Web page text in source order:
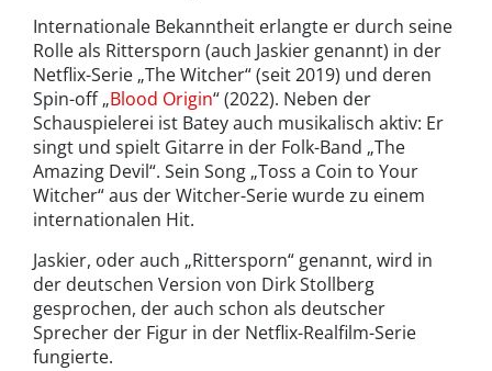
Internationale Bekanntheit erlangte er durch seine
Rolle als Rittersporn (auch Jaskier genannt) in der
Netflix-Serie „The Witcher“ (seit 2019) und deren
Spin-off „Blood Origin“ (2022). Neben der
Schauspielerei ist Batey auch musikalisch aktiv: Er
singt und spielt Gitarre in der Folk-Band „The
Amazing Devil“. Sein Song „Toss a Coin to Your
Witcher“ aus der Witcher-Serie wurde zu einem
internationalen Hit.
Jaskier, oder auch „Rittersporn“ genannt, wird in
der deutschen Version von Dirk Stollberg
gesprochen, der auch schon als deutscher
Sprecher der Figur in der Netflix-Realfilm-Serie
fungierte.